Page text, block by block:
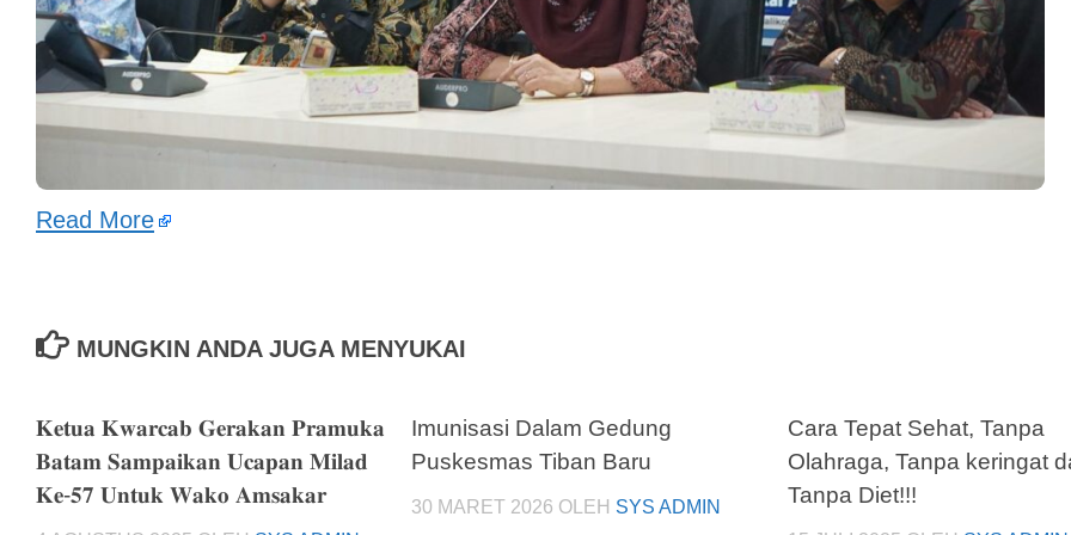
Read More
MUNGKIN ANDA JUGA MENYUKAI
𝐊𝐞𝐭𝐮𝐚 𝐊𝐰𝐚𝐫𝐜𝐚𝐛 𝐆𝐞𝐫𝐚𝐤𝐚𝐧 𝐏𝐫𝐚𝐦𝐮𝐤𝐚
𝐁𝐚𝐭𝐚𝐦 𝐒𝐚𝐦𝐩𝐚𝐢𝐤𝐚𝐧 𝐔𝐜𝐚𝐩𝐚𝐧 𝐌𝐢𝐥𝐚𝐝
𝐊𝐞-𝟓𝟕 𝐔𝐧𝐭𝐮𝐤 𝐖𝐚𝐤𝐨 𝐀𝐦𝐬𝐚𝐤𝐚𝐫
Imunisasi Dalam Gedung
Puskesmas Tiban Baru
30 MARET 2026 OLEH SYS ADMIN
Cara Tepat Sehat, Tanpa
Olahraga, Tanpa keringat
Tanpa Diet!!!